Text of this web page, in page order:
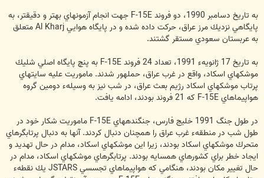
به تاريخ دسامبر 1990، دو فروند F-15E جهت انجام آزمونهاي بهتر و دقيق‏تر، به
پايگاهي نزديك مرز عراق، حركت داده شده و در پايگاه هوايي Al Kharj متعلق
به عربستان سعودي مستقر گشتند.
به تاريخ 17 ژانويهء 1991، تعداد 24 فروند F-15E به پنچ پايگاه اصلي شليك
موشكهاي اسكاد، واقع در غرب عراق، حمله‏ور شدند. ماموريت عليه سايتهاي
پرتاب موشكهاي اسكاد رژيم بعث عراق، در شب نيز به وسيلهء دومين گروه
هواپيماهاي F-15E كه 21 فروند بودند، ادامه يافت.
در طول جنگ 1991 خليج فارس، جنگنده‏هاي F-15E ماموريت شكار خود در
طول شب در منطقهء غرب عراق را همچنان دنبال كردند. آنها به دنبال پرتابگرهاي
متحرك موشكهاي اسكاد بودند، زيرا اين موشكهاي اسكاد، مدام در حال تهديد و
ايجاد خطر براي كشورهاي همسايه بودند. پرتابگرهاي موشكهاي اسكاد، مدام در
حال تغيير مكان بودند، هنگامي كه هواپيماهاي تجسسي JSTARS يك نقطهء